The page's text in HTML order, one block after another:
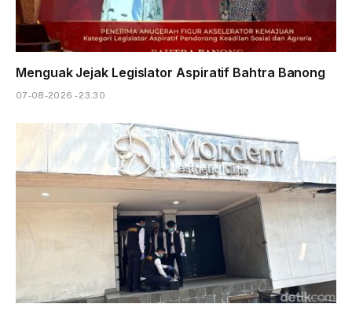
Menguak Jejak Legislator Aspiratif Bahtra Banong
07-08-2026 - 23.30